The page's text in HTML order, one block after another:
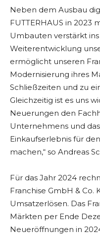
Neben dem Ausbau
FUTTERHAUS in 2023
Umbauten verstärkt ins
Weiterentwicklung
ermöglicht unseren
Modernisierung ihres
Schließzeiten und zu
Gleichzeitig ist es uns
Neuerungen den
Unternehmens und
Einkaufserlebnis für
machen,“ so Andreas
Für das Jahr 2024
Franchise GmbH & Co.
Umsatzerlösen. Das
Märkten per Ende
Neueröffnungen in